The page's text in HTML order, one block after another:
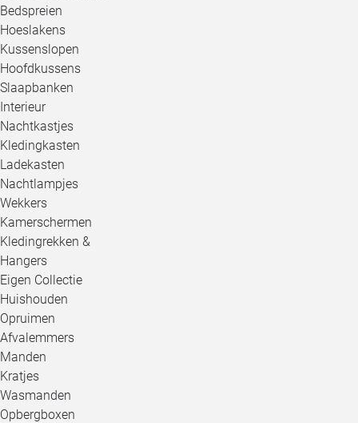
Bedspreien
Hoeslakens
Kussenslopen
Hoofdkussens
Slaapbanken
Interieur
Nachtkastjes
Kledingkasten
Ladekasten
Nachtlampjes
Wekkers
Kamerschermen
Kledingrekken &
Hangers
Eigen Collectie
Huishouden
Opruimen
Afvalemmers
Manden
Kratjes
Wasmanden
Opbergboxen